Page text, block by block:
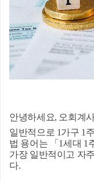
안녕하세요, 오회계
일반적으로 1가구 1
법 용어는 「1세대 1
가장 일반적이고 자
다.